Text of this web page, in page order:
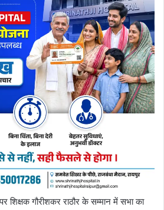
पर शिक्षक गौरीशकर राठौर के सम्मान में सभा का